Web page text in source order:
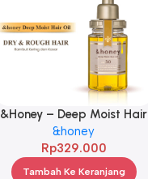
&Honey – Deep Moist Hair
Oil 3.0 100ml
&honey
Rp329.000
Tambah Ke Keranjang